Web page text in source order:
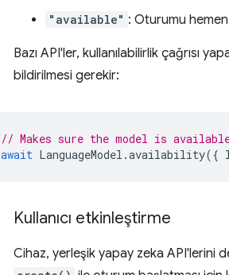
"available" : Oturumu
Bazı API'ler, kullanılabilirlik çağrısı
bildirilmesi gerekir:
// Makes sure the model is
await LanguageModel .availability({
Kullanıcı etkinleştirme
Cihaz, yerleşik yapay zeka API'lerini